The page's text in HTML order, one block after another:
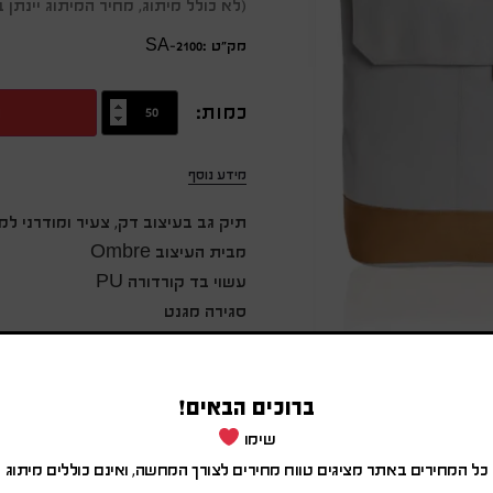
(לא כולל מיתוג, מחיר המיתוג
מק״ט :SA-2100
כמות:
מידע נוסף
תיק גב בעיצוב דק, צעיר ומודרני
מבית העיצוב Ombre
עשוי בד קורדורה PU
סגירה מגנט
תא מרכזי גדול הכולל תא פנימי
גב ורצועות מרופדים
40X11.5X26 ס"מ
ברוכים הבאים!
שימו
כל המחירים באתר מציגים טווח מחירים לצורך המחשה, ואינם כוללים מיתוג